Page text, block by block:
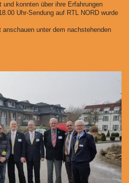
und konnten über ihre Erfahrungen
Uhr-Sendung auf RTL NORD wurde
unter dem nachstehenden